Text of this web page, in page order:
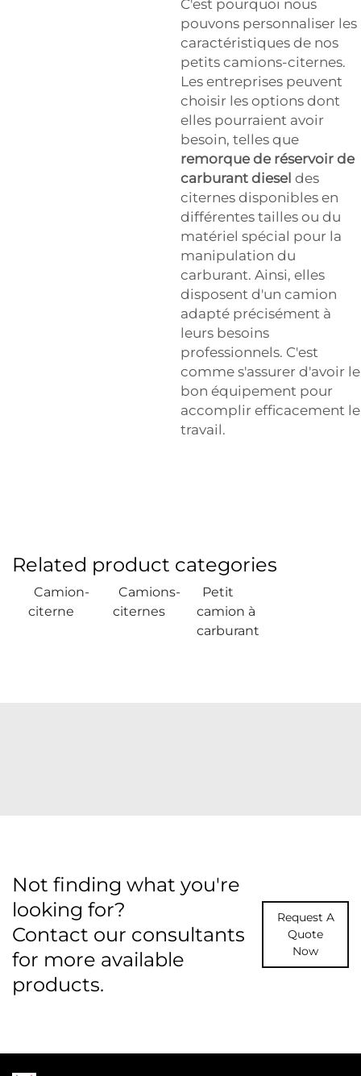
C'est pourquoi nous
pouvons personnaliser les
caractéristiques de nos
petits camions-citernes.
Les entreprises peuvent
choisir les options dont
elles pourraient avoir
besoin, telles que
remorque de réservoir de
carburant diesel des
citernes disponibles en
différentes tailles ou du
matériel spécial pour la
manipulation du
carburant. Ainsi, elles
disposent d'un camion
adapté précisément à
leurs besoins
professionnels. C'est
comme s'assurer d'avoir le
bon équipement pour
accomplir efficacement le
travail.
Related product categories
Camion-
citerne
Camions-
citernes
Petit
camion à
carburant
Not finding what you're
looking for?
Contact our consultants
for more available
products.
Request A
Quote
Now